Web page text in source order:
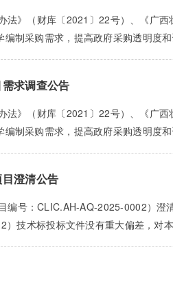
》（财库〔2021〕22号）、《广
制采购需求，提高政府采购透明度
求调查公告
》（财库〔2021〕22号）、《广
制采购需求，提高政府采购透明度
澄清公告
编号：CLIC.AH-AQ-2025-0002）澄
技术标投标文件没有重大偏差，对